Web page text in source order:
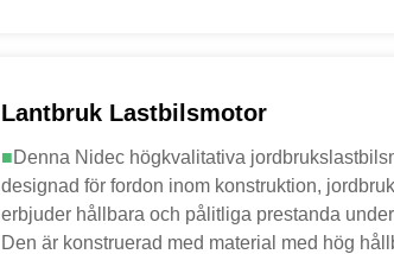
Lantbruk Lastbilsmotor
■Denna Nidec högkvalitativa
designad för fordon inom konstruktion,
erbjuder hållbara och pålitliga prestanda
Den är konstruerad med material med hög